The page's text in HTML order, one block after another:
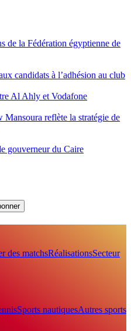
de la Fédération égyptienne de
candidats à l’adhésion au club
Al Ahly et Vodafone
reflète la stratégie de
gouverneur du Caire
des matchsRéalisationsSecteur
Sports nautiquesAutres sports